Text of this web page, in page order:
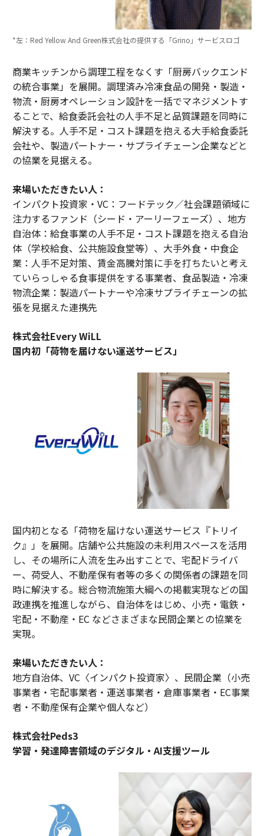
*左：Red Yellow And Green株式会社の提供する「Grino」サービスロゴ
商業キッチンから調理工程をなくす「厨房バックエンド
の統合事業」を展開。調理済み冷凍食品の開発・製造・
物流・厨房オペレーション設計を一括でマネジメントす
ることで、給食委託会社の人手不足と品質課題を同時に
解決する。人手不足・コスト課題を抱える大手給食委託
会社や、製造パートナー・サプライチェーン企業などと
の協業を見据える。
来場いただきたい人：
インパクト投資家・VC：フードテック／社会課題領域に
注力するファンド（シード・アーリーフェーズ）、地方
自治体：給食事業の人手不足・コスト課題を抱える自治
体（学校給食、公共施設食堂等）、大手外食・中食企
業：人手不足対策、賃金高騰対策に手を打ちたいと考え
ていらっしゃる食事提供をする事業者、食品製造・冷凍
物流企業：製造パートナーや冷凍サプライチェーンの拡
張を見据えた連携先
株式会社Every WiLL
国内初「荷物を届けない運送サービス」
国内初となる「荷物を届けない運送サービス『トリイ
ク』」を展開。店舗や公共施設の未利用スペースを活用
し、その場所に人流を生み出すことで、宅配ドライバ
ー、荷受人、不動産保有者等の多くの関係者の課題を同
時に解決する。総合物流施策大綱への掲載実現などの国
政連携を推進しながら、自治体をはじめ、小売・電鉄・
宅配・不動産・EC などさまざまな民間企業との協業を
実現。
来場いただきたい人：
地方自治体、VC〈インパクト投資家〉、民間企業（小売
事業者・宅配事業者・運送事業者・倉庫事業者・EC事業
者・不動産保有企業や個人など）
株式会社Peds3
学習・発達障害領域のデジタル・AI支援ツール